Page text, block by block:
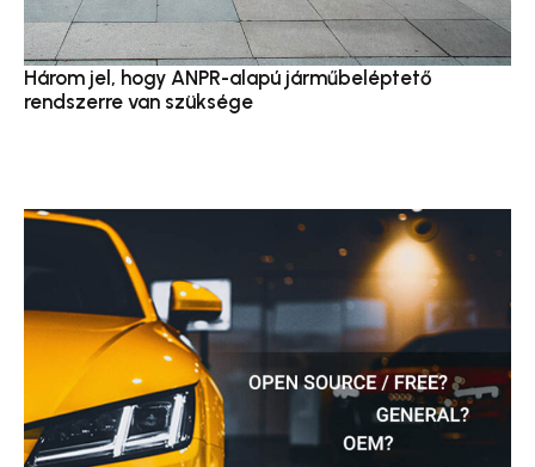
Három jel, hogy ANPR-alapú járműbeléptető
rendszerre van szüksége